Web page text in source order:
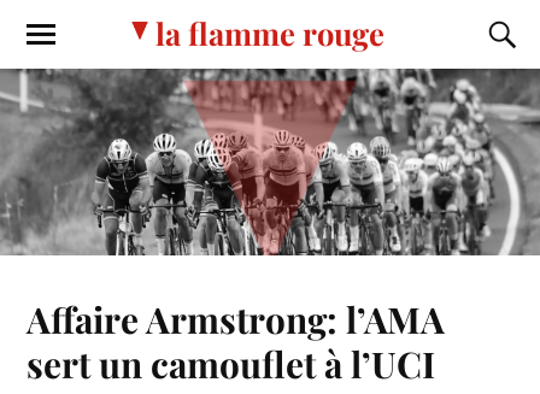
la flamme rouge
Affaire Armstrong: l’AMA
sert un camouflet à l’UCI